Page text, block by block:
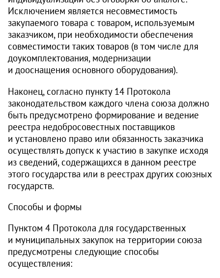
Исключением является несовместимость
закупаемого товара с товаром, используемым
заказчиком, при необходимости обеспечения
совместимости таких товаров (в том числе для
доукомплектования, модернизации
и дооснащения основного оборудования).
Наконец, согласно пункту 14 Протокола
законодательством каждого члена союза должно
быть предусмотрено формирование и ведение
реестра недобросовестных поставщиков
и установлено право или обязанность заказчика
осуществлять допуск к участию в закупке исходя
из сведений, содержащихся в данном реестре
этого государства или в реестрах других союзных
государств.
Способы и формы
Пунктом 4 Протокола для государственных
и муниципальных закупок на территории союза
преду­смотрены следующие способы
осуществления: